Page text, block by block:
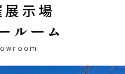
展示場
ルーム